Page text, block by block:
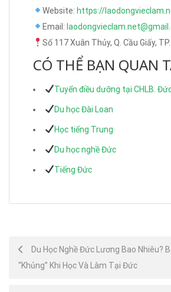
Website: https://
Email:
Số 117 Xuân Thủy, Q. Cầu Giấy,
CÓ THỂ BẠN QUAN
Tuyển điều dưỡng tại CHLB.
Du học Đài Loan
Học tiếng Trung
Du học nghề Đức
Tiếng Đức
Post
navigation
Du Học Nghề Đức Lương Bao Nhiêu?
“Khủng” Khi Học Và Làm Tại Đức